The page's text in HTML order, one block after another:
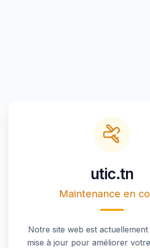
utic.tn
Maintenance en
Notre site web est
mise à jour pour améliorer